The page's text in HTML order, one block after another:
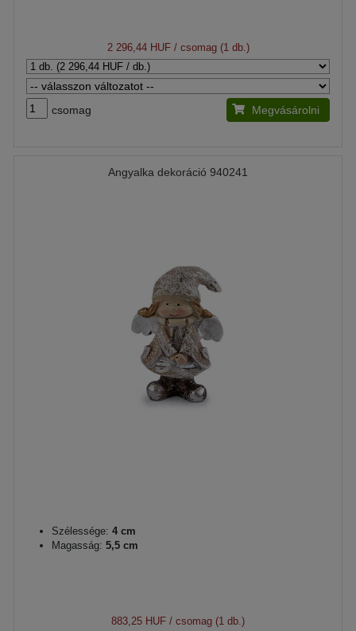
2 296,44 HUF/ csomag (1 db.)
csomag Megvásárolni
Angyalka dekoráció 940241
Szélessége: 4 cm
Magasság: 5,5 cm
883,25 HUF / csomag (1 db.)